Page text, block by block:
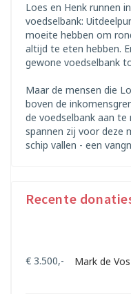
Loes en Henk runnen
voedselbank:
moeite hebben om
altijd te eten hebben.
gewone voedselbank
Maar de mensen die
boven de
de voedselbank aan te
spannen zij voor deze
schip vallen - een
Recente
€ 3.500,- Mark de Vos